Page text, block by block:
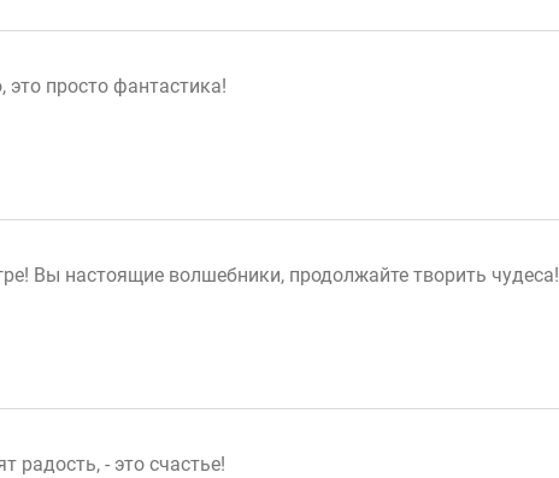
просто фантастика!
Вы настоящие волшебники, продолжайте творить чудеса!
радость, - это счастье!